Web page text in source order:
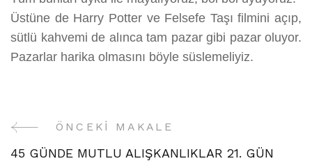
Üstüne de Harry Potter ve Felsefe Taşı filmini açıp,
sütlü kahvemi de alınca tam pazar gibi pazar oluyor.
Pazarlar harika olmasını böyle süslemeliyiz.
YazıÖNCEKI MAKALE
45 GÜNDE MUTLU ALIŞKANLIKLAR 21. GÜN